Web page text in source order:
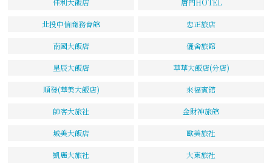
北投中信商務會館 忠正旅店
南國大飯店 儷舍旅館
星辰大飯店 華華大飯店(分店)
順發(華美大飯店) 來福賓館
帥客大旅社 金財神旅館
城美大飯店 歐美旅社
凱麗大旅社 大東旅社